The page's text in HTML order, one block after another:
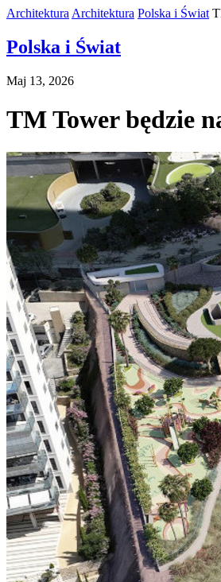
Architektura Architektura Polska i Świat
Polska i Świat
Maj 13, 2026
TM Tower będzie